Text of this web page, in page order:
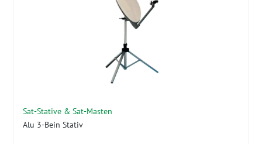
Sat-Stative & Sat-Masten
Alu 3-Bein Stativ